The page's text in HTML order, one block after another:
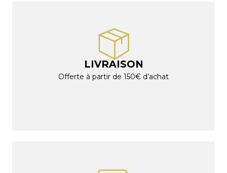
LIVRAISON
Offerte à partir de 150€ d’achat